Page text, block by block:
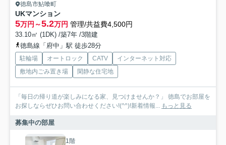
徳島市鮎喰町
UKマンション
5万円～5.2万円 管理/共益費4,500円
33.10㎡ (1DK) /築7年 /3階建
徳島線「府中」駅 徒歩28分
駐輪場 オートロック CATV
インターネット対応
敷地内ごみ置き場
閑静な住宅地
「毎日の帰り道が楽しみになる家、見つけませんか？」 徳島でお部屋を
お探しならぜひお問い合わせください!(^^)!新着情報... もっと見る
募集中の部屋
1階